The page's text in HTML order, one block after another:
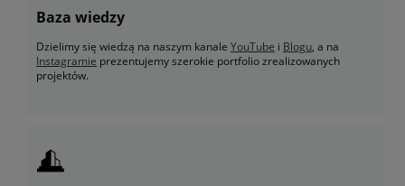
Baza wiedzy
Dzielimy się wiedzą na naszym kanale YouTube i Blogu, a na
Instagramie prezentujemy szerokie portfolio zrealizowanych
projektów.